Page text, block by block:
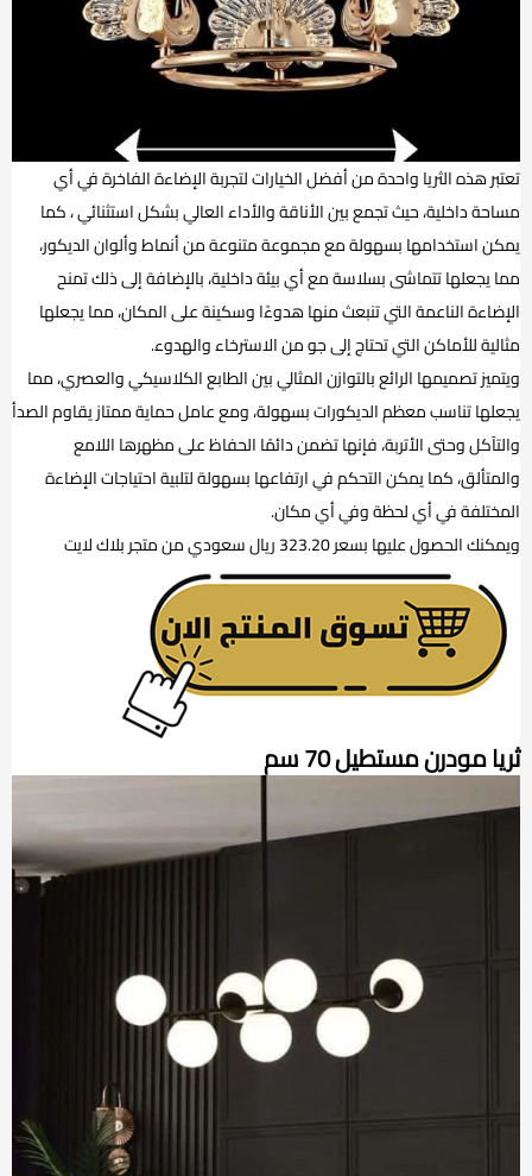
تعتبر هذه الثريا واحدة من أفضل الخيارات لتجربة الإضاءة الفاخرة في أي
مساحة داخلية، حيث تجمع بين الأناقة والأداء العالي بشكل استثنائي ، كما
يمكن استخدامها بسهولة مع مجموعة متنوعة من أنماط وألوان الديكور،
مما يجعلها تتماشى بسلاسة مع أي بيئة داخلية، بالإضافة إلى ذلك تمنح
الإضاءة الناعمة التي تنبعث منها هدوءًا وسكينة على المكان، مما يجعلها
مثالية للأماكن التي تحتاج إلى جو من الاسترخاء والهدوء.
ويتميز تصميمها الرائع بالتوازن المثالي بين الطابع الكلاسيكي والعصري، مما
يجعلها تناسب معظم الديكورات بسهولة، ومع عامل حماية ممتاز يقاوم الصدأ
والتآكل وحتى الأتربة، فإنها تضمن دائمًا الحفاظ على مظهرها اللامع
والمتألق، كما يمكن التحكم في ارتفاعها بسهولة لتلبية احتياجات الإضاءة
المختلفة في أي لحظة وفي أي مكان.
ويمكنك الحصول عليها بسعر 323.20 ريال سعودي من متجر بلاك لايت
ثريا مودرن مستطيل 70 سم